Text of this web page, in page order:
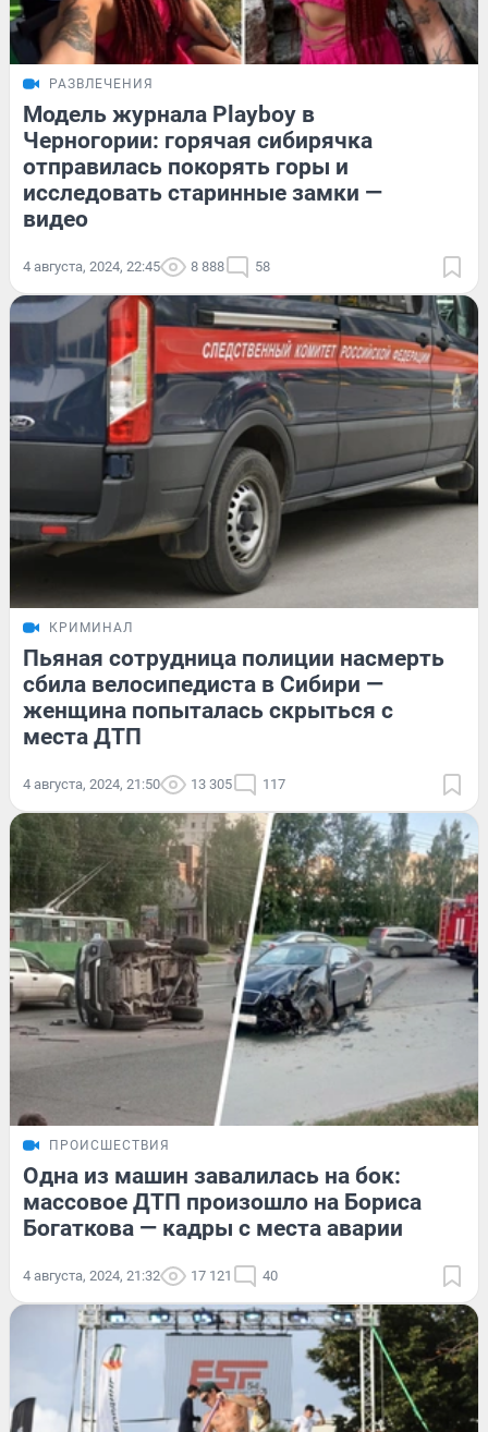
РАЗВЛЕЧЕНИЯ
Модель журнала Playboy в
Черногории: горячая сибирячка
отправилась покорять горы и
исследовать старинные замки —
видео
4 августа, 2024, 22:45 8 888 58
КРИМИНАЛ
Пьяная сотрудница полиции насмерть
сбила велосипедиста в Сибири —
женщина попыталась скрыться с
места ДТП
4 августа, 2024, 21:50 13 305 117
ПРОИСШЕСТВИЯ
Одна из машин завалилась на бок:
массовое ДТП произошло на Бориса
Богаткова — кадры с места аварии
4 августа, 2024, 21:32 17 121 40